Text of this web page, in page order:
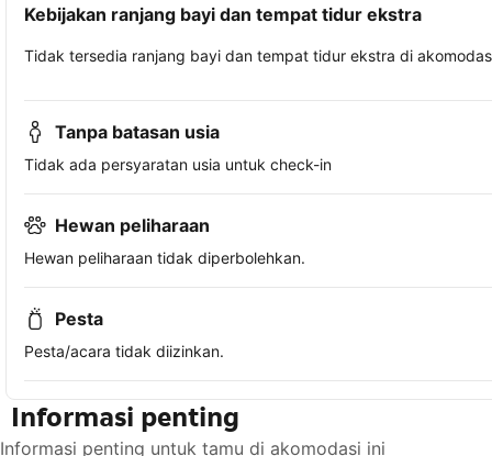
Kebijakan ranjang bayi dan tempat tidur ekstra
Tidak tersedia ranjang bayi dan tempat tidur ekstra di
Tanpa batasan usia
Tidak ada persyaratan usia untuk check-in
Hewan peliharaan
Hewan peliharaan tidak diperbolehkan.
Pesta
Pesta/acara tidak diizinkan.
Informasi penting
Informasi penting untuk tamu di akomodasi ini